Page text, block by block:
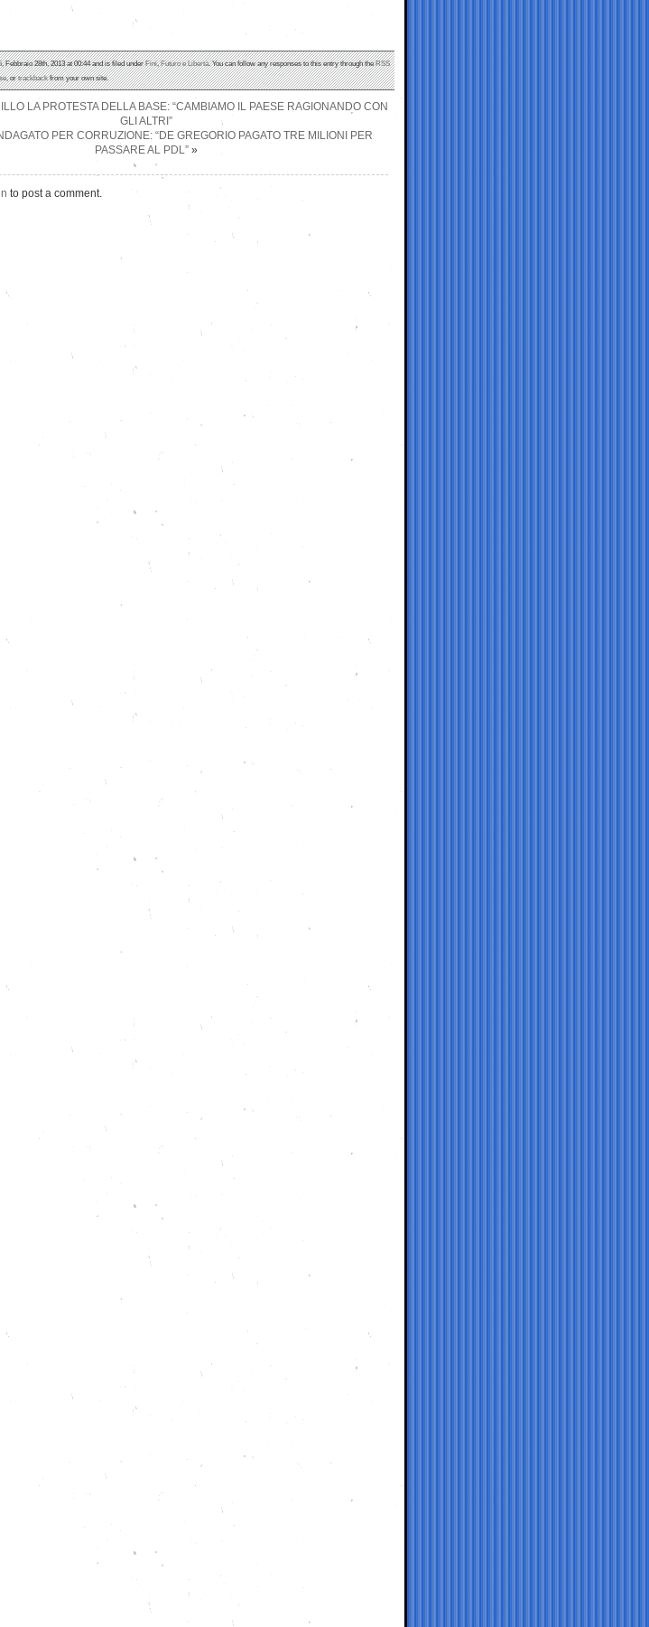
Febbraio 28th, 2013 at 00:44 and is filed underFini,Futuro e Libertà. You can follow any responses to this entry through theRSS
, ortrackbackfrom your own site.
LA PROTESTA DELLA BASE: “CAMBIAMO IL PAESE RAGIONANDO CON
GLI ALTRI”
PER CORRUZIONE: “DE GREGORIO PAGATO TRE MILIONI PER
PASSARE AL PDL” »
to post a comment.